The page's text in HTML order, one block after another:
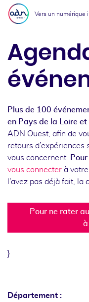
Aller au menu
Aller au contenu
Vers un numérique
Plus de 100
en Pays de la Loire
ADN Ouest, afin de
retours
vous concernent.
vous connecter à
l'avez pas déjà fait, la
Pour ne rater
}
Département :